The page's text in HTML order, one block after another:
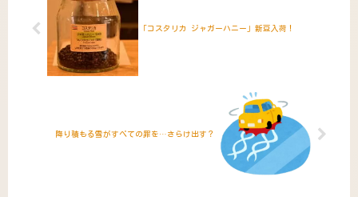
｢コスタリカ ジャガーハニー｣ 新豆入荷！
降り積もる雪がすべての罪を…さらけ出す？